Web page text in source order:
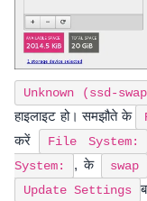
Unknown (ssd-
हाइलाइट हो। समझौते के
करें
File System:
System:
, के swap
Update Settings